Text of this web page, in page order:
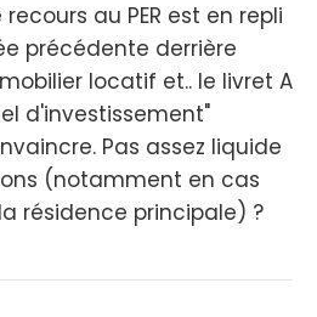
au PER est en repli
précédente derrière
locatif et.. le livret A
d'investissement"
Pas assez liquide
(notamment en cas
résidence principale) ?